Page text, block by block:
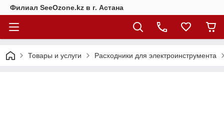
Филиал SeeOzone.kz в г. Астана
Товары и услуги Расходники для электроинструмента